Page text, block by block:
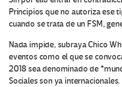
Principios que no autoriza ese
cuando se trata de un FSM,
Nada impide, subraya Chico
eventos como el que se
2018 sea denominado de
Sociales son ya